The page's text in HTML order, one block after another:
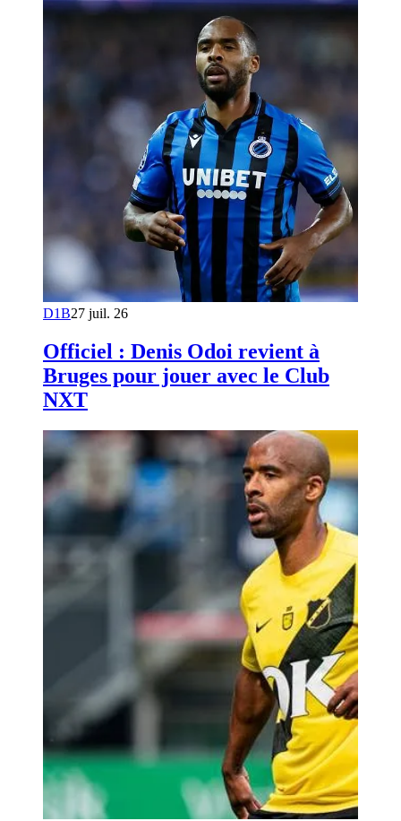
D1B27 juil. 26
Officiel : Denis Odoi revient à
Bruges pour jouer avec le Club
NXT